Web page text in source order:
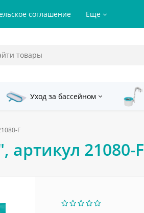
соглашение Еще
Уход за бассейном
F
21080-F